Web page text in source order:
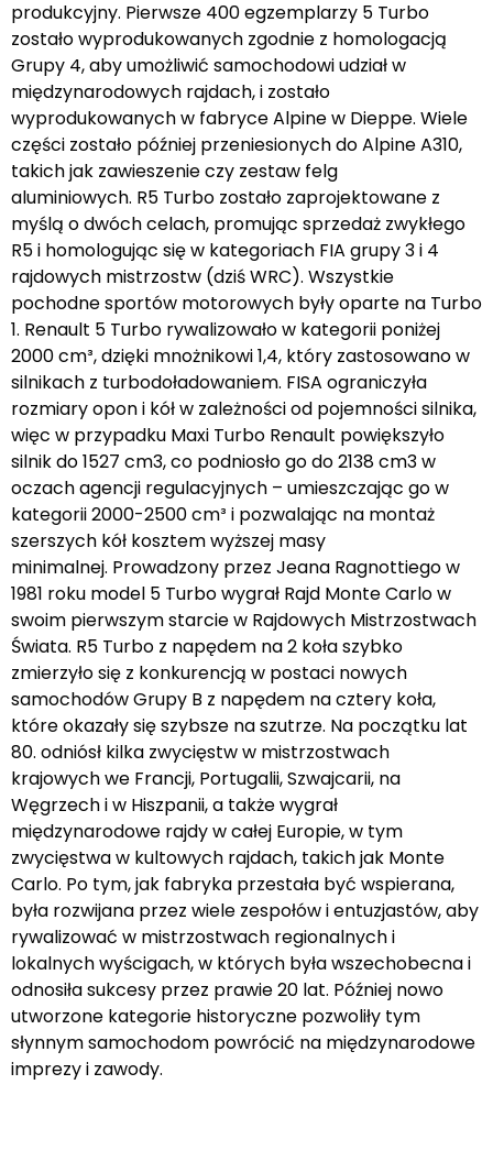
produkcyjny. Pierwsze 400 egzemplarzy 5 Turbo
zostało wyprodukowanych zgodnie z homologacją
Grupy 4, aby umożliwić samochodowi udział w
międzynarodowych rajdach, i zostało
wyprodukowanych w fabryce Alpine w Dieppe. Wiele
części zostało później przeniesionych do Alpine A310,
takich jak zawieszenie czy zestaw felg
aluminiowych. R5 Turbo zostało zaprojektowane z
myślą o dwóch celach, promując sprzedaż zwykłego
R5 i homologując się w kategoriach FIA grupy 3 i 4
rajdowych mistrzostw (dziś WRC). Wszystkie
pochodne sportów motorowych były oparte na Turbo
1. Renault 5 Turbo rywalizowało w kategorii poniżej
2000 cm³, dzięki mnożnikowi 1,4, który zastosowano w
silnikach z turbodoładowaniem. FISA ograniczyła
rozmiary opon i kół w zależności od pojemności silnika,
więc w przypadku Maxi Turbo Renault powiększyło
silnik do 1527 cm3, co podniosło go do 2138 cm3 w
oczach agencji regulacyjnych – umieszczając go w
kategorii 2000-2500 cm³ i pozwalając na montaż
szerszych kół kosztem wyższej masy
minimalnej. Prowadzony przez Jeana Ragnottiego w
1981 roku model 5 Turbo wygrał Rajd Monte Carlo w
swoim pierwszym starcie w Rajdowych Mistrzostwach
Świata. R5 Turbo z napędem na 2 koła szybko
zmierzyło się z konkurencją w postaci nowych
samochodów Grupy B z napędem na cztery koła,
które okazały się szybsze na szutrze. Na początku lat
80. odniósł kilka zwycięstw w mistrzostwach
krajowych we Francji, Portugalii, Szwajcarii, na
Węgrzech i w Hiszpanii, a także wygrał
międzynarodowe rajdy w całej Europie, w tym
zwycięstwa w kultowych rajdach, takich jak Monte
Carlo. Po tym, jak fabryka przestała być wspierana,
była rozwijana przez wiele zespołów i entuzjastów, aby
rywalizować w mistrzostwach regionalnych i
lokalnych wyścigach, w których była wszechobecna i
odnosiła sukcesy przez prawie 20 lat. Później nowo
utworzone kategorie historyczne pozwoliły tym
słynnym samochodom powrócić na międzynarodowe
imprezy i zawody.